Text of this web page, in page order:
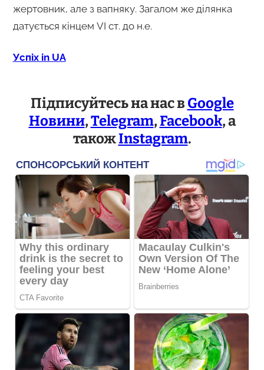
жертовник, але з вапняку. Загалом же ділянка
датується кінцем VI ст. до н.е.
Успіх in UA
Підписуйтесь на нас вGoogle
Новини,Telegram,Facebook, а
такожInstagram.